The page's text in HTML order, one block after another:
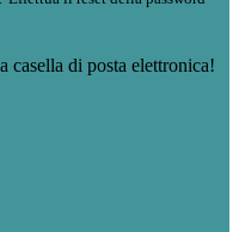
casella di posta elettronica!